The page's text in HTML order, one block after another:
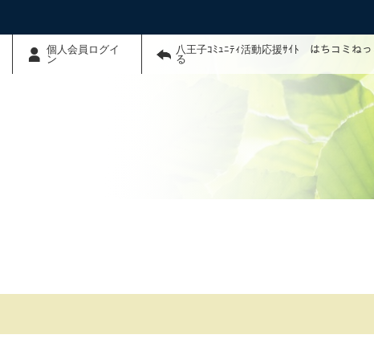
個人会員ログイ
ン
八王子ｺﾐｭﾆﾃｨ活動応援ｻｲﾄ はちコミねっ
る